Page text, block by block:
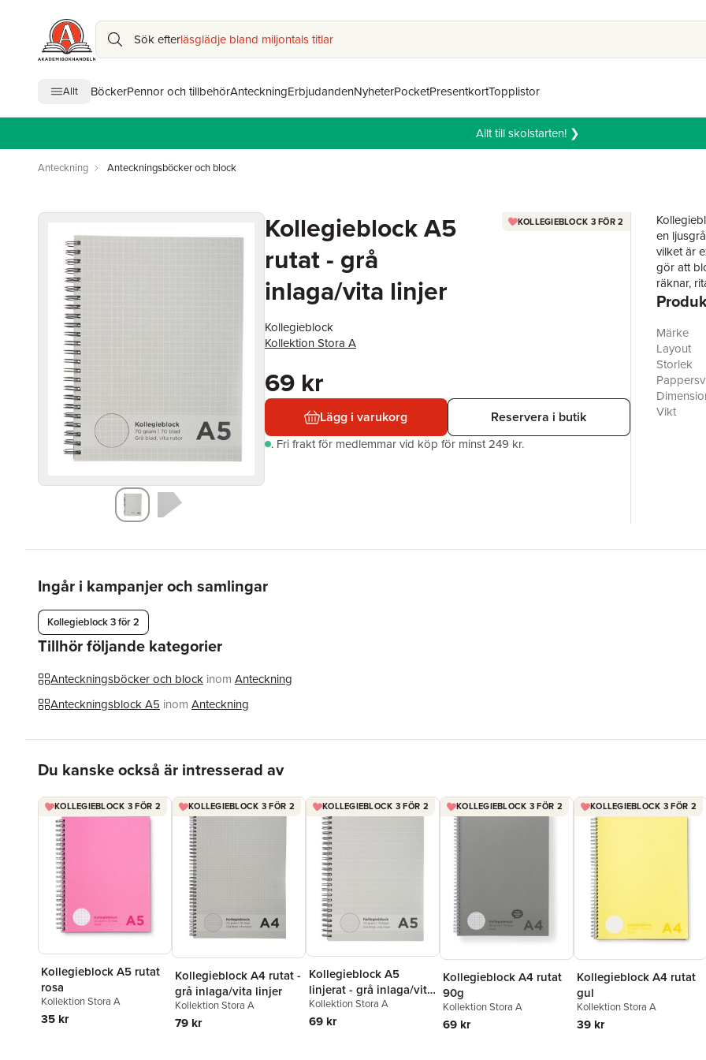
Sök efterläsglädje bland miljontals titlar
Allt BöckerPennor och tillbehörAnteckningErbjudandenNyheterPocketPresentkortTopplistor
Allt till skolstarten! ❯
Anteckning Anteckningsböcker och block
Kollegieblock A5
rutat - grå
inlaga/vita linjer
KOLLEGIEBLOCK 3 FÖR 2
Kollegieblock
Kollektion Stora A
69 kr
Lägg i varukorg Reservera i butik
. Fri frakt för medlemmar vid köp för minst 249 kr.
en
vilket är
gör att
räknar,
70 g
Ett
Märke
Layout
Storlek
Vikt
Ingår i kampanjer och samlingar
Kollegieblock 3 för 2
Tillhör följande kategorier
Anteckningsböcker och block inom Anteckning
Anteckningsblock A5 inom Anteckning
Du kanske också är intresserad av
KOLLEGIEBLOCK 3 FÖR 2
Kollegieblock A5 rutat
rosa
Kollektion Stora A
35 kr
KOLLEGIEBLOCK 3 FÖR 2
Kollegieblock A4 rutat -
grå inlaga/vita linjer
Kollektion Stora A
79 kr
KOLLEGIEBLOCK 3 FÖR 2
Kollegieblock A5
linjerat - grå inlaga/vita
linjer
Kollektion Stora A
69 kr
KOLLEGIEBLOCK 3 FÖR 2
Kollegieblock A4 rutat
90g
Kollektion Stora A
69 kr
KOLLEGIEBLOCK 3 FÖR 2
Kollegieblock A4 rutat
gul
Kollektion Stora A
39 kr